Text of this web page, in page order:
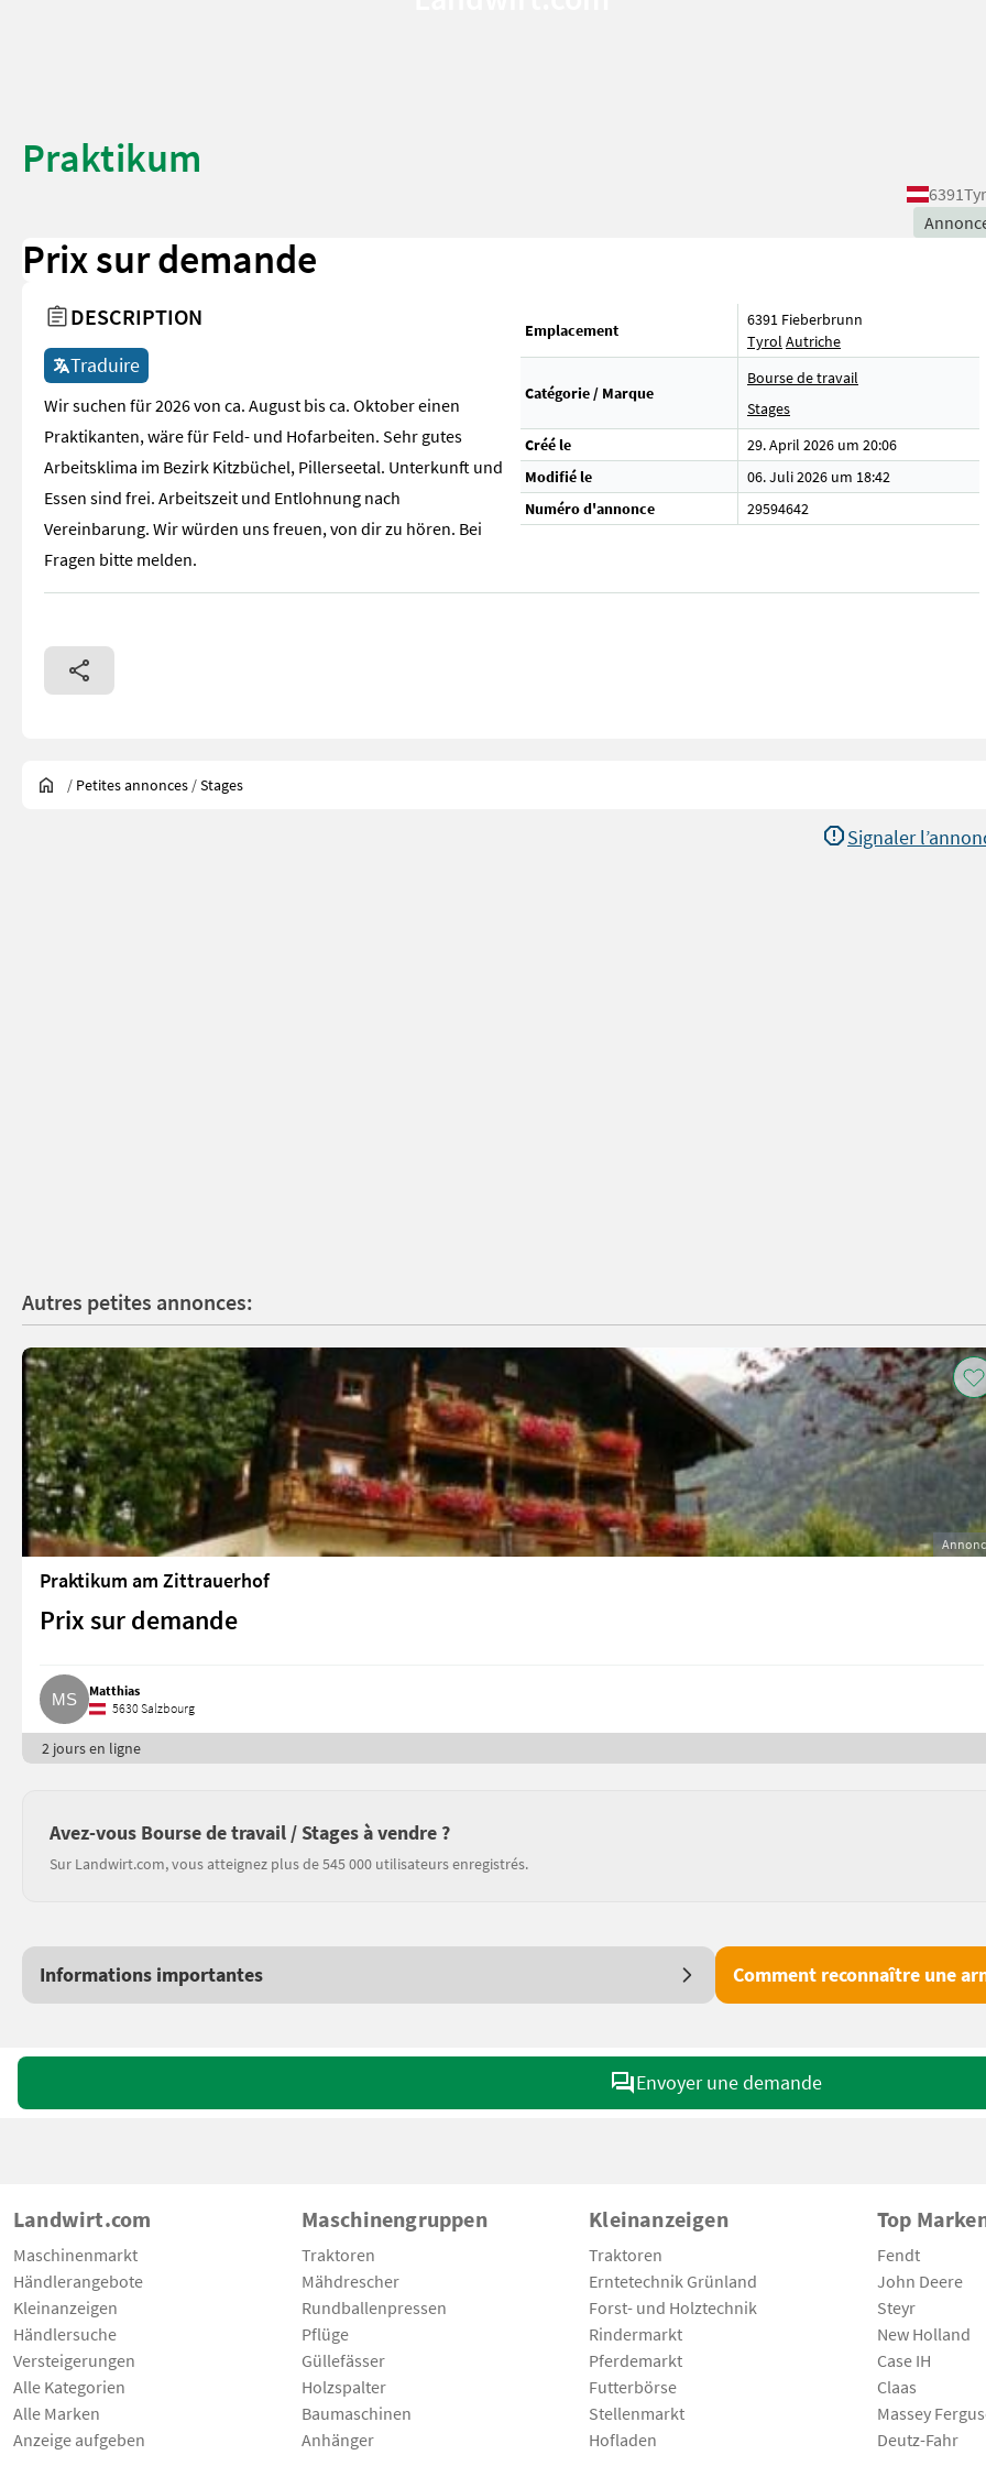
Praktikum
6391
Prix sur demande
DESCRIPTION
Traduire
Wir suchen für 2026 von ca. August bis ca. Oktober einen
Praktikanten, wäre für Feld- und Hofarbeiten. Sehr gutes
Arbeitsklima im Bezirk Kitzbüchel, Pillerseetal. Unterkunft und
Essen sind frei. Arbeitszeit und Entlohnung nach
Vereinbarung. Wir würden uns freuen, von dir zu hören. Bei
Fragen bitte melden.
Emplacement
6391 Fieberbrunn
Tyrol Autriche
Catégorie / Marque
Bourse de travail
Stages
Créé le
29. April 2026 um 20:06
Modifié le
06. Juli 2026 um 18:42
Numéro d'annonce
29594642
/ Petites annonces /Stages
Signaler
Autres petites annonces:
Praktikum am Zittrauerhof
Prix sur demande
Matthias
5630 Salzbourg
2 jours en ligne
Avez-vous Bourse de travail / Stages à vendre ?
Sur Landwirt.com, vous atteignez plus de 545 000 utilisateurs enregistrés.
Informations importantes Comment reconnaître une
Envoyer une demande
Landwirt.com
Maschinenmarkt
Händlerangebote
Kleinanzeigen
Händlersuche
Versteigerungen
Alle Kategorien
Alle Marken
Anzeige aufgeben
Maschinengruppen
Traktoren
Mähdrescher
Rundballenpressen
Pflüge
Güllefässer
Holzspalter
Baumaschinen
Anhänger
Kleinanzeigen
Traktoren
Erntetechnik Grünland
Forst- und Holztechnik
Rindermarkt
Pferdemarkt
Futterbörse
Stellenmarkt
Hofladen
Top
Fendt
John Deere
Steyr
New Holland
Case IH
Claas
Massey
Deutz-Fahr